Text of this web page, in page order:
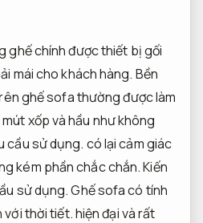
ghế chính được thiết bị gối
mái cho khách hàng. Bền
ghế sofa thường được làm
xốp và hầu như không
cầu sử dụng. có lại cảm giác
kém phần chắc chắn.Kiến
sử dụng.Ghế sofa có tính
với thời tiết.hiện đại và rất